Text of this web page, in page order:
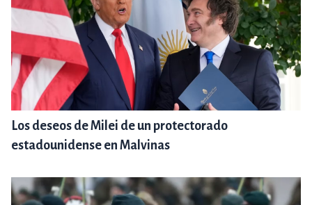
Los deseos de Milei de un protectorado
estadounidense en Malvinas